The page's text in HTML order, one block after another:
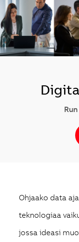
Ohjaako data
teknologiaa
jossa ideasi